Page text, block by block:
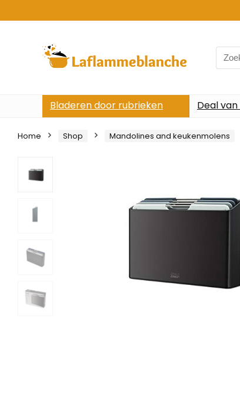
Search
for:
Bladeren door rubrieken Deal
Home Shop Mandolines and keukenmolens